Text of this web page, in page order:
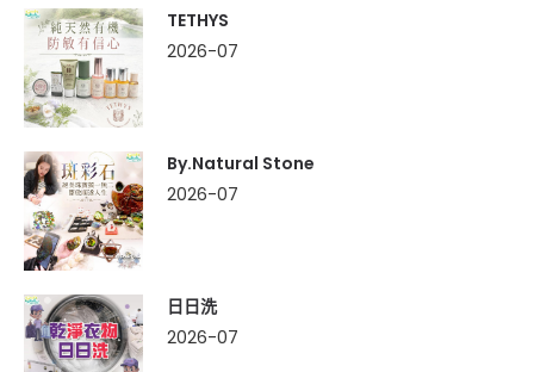
TETHYS
2026-07
By.Natural Stone
2026-07
日日洗
2026-07